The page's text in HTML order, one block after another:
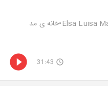
Elsa Luisa Maria Schiaparelli•خانه ی مد
31:43